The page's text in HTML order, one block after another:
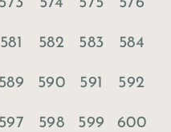
573 574 575 576
581 582 583 584
589 590 591 592
597 598 599 600